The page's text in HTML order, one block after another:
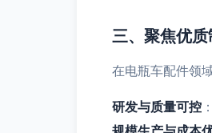
三、聚焦优
在电瓶车配件领
研发与质量可控